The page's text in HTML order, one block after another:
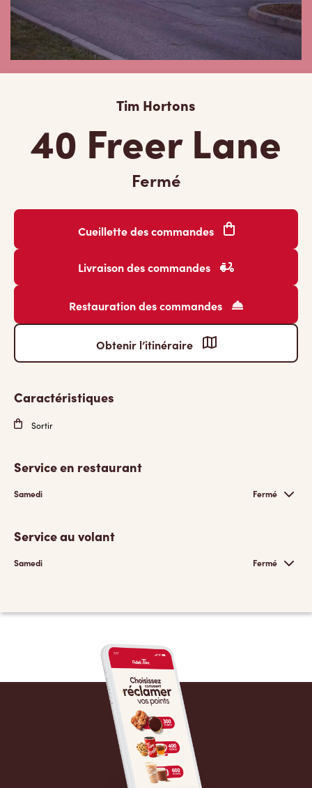
Tim Hortons
40 Freer Lane
Fermé
Cueillette des commandes
Livraison des commandes
Restauration des commandes
Obtenir l’itinéraire
Caractéristiques
Sortir
Service en restaurant
Samedi Fermé
Service au volant
Samedi Fermé